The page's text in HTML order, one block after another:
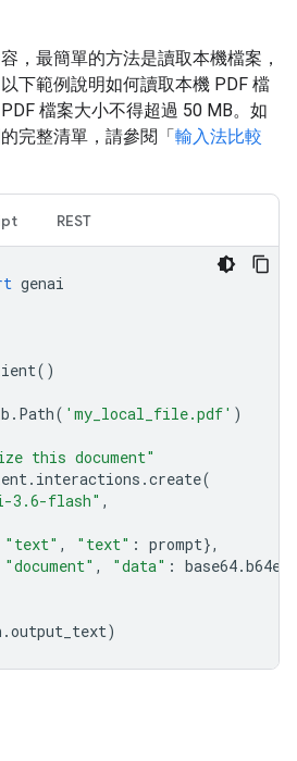
，最簡單的方法是讀取本機檔案，
下範例說明如何讀取本機 PDF 檔
檔案大小不得超過 50 MB。如
完整清單，請參閱「輸入法比較
REST
genai
()
. Path( 'my_local_file.pdf' )
this document"
. interactions .create(
3.6-flash" ,
"text" , "text" : prompt},
"document" , "data" : base64.
.output_text)